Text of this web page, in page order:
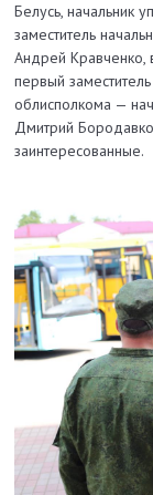
Белусь, начальник
заместитель
Андрей Кравченко,
первый
облисполкома —
Дмитрий
заинтересованные.